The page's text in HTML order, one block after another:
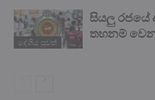
දේශිය පුවත්
සියලු රජයේ
තහනම්